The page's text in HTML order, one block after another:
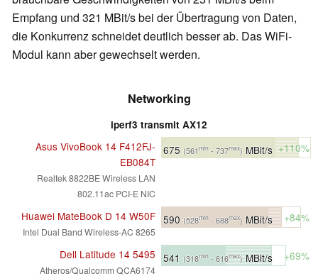
Empfang und 321 MBit/s bei der Übertragung von Daten,
die Konkurrenz schneidet deutlich besser ab. Das WiFi-
Modul kann aber gewechselt werden.
Networking
iperf3 transmit AX12
Asus VivoBook 14 F412FJ-
EB084T
Realtek 8822BE Wireless LAN
802.11ac PCI-E NIC
675 (561min - 737max) MBit/s +110%
Huawei MateBook D 14 W50F
Intel Dual Band Wireless-AC 8265
590 (528min - 688max) MBit/s +84%
Dell Latitude 14 5495
Atheros/Qualcomm QCA6174
541 (318min - 616max)MBit/s +69%